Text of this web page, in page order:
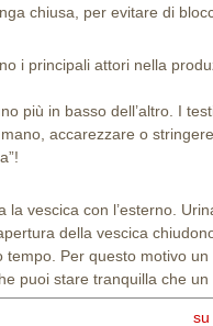
chiusa, per evitare di
i principali attori nella
più in basso dell’altro. I
accarezzare o
vescica con l’esterno.
della vescica
Per questo motivo
puoi stare tranquilla che
su